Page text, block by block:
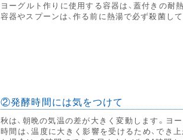
ヨーグルト作りに使用する容器は、蓋付きの耐
容器やスプーンは、作る前に熱湯で必ず殺菌して
②発酵時間には気をつけて
秋は、朝晩の気温の差が大きく変動します。ヨ
時間は、温度に大きく影響を受けるため、でき